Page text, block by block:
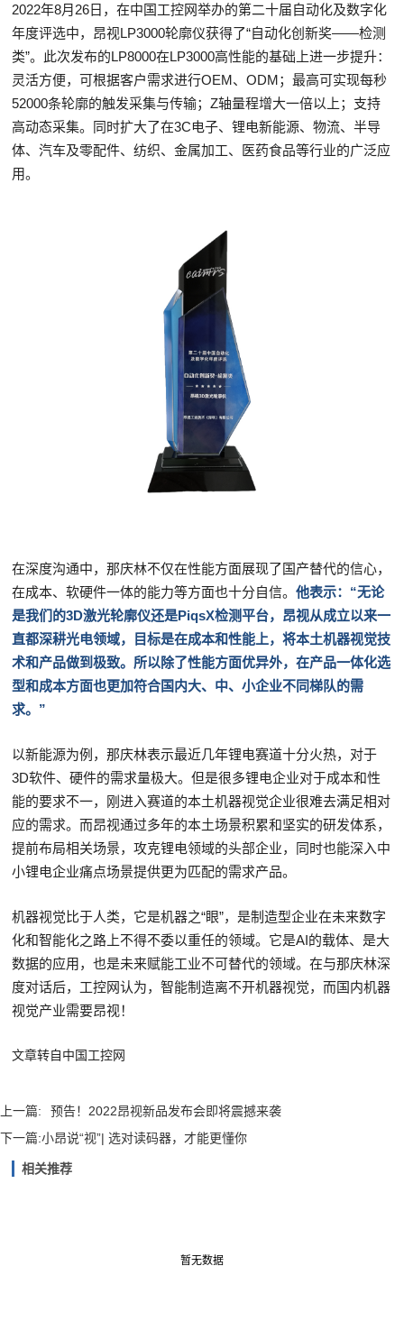
2022年8月26日，在中国工控网举办的第二十届自动化及数字化
年度评选中，昂视LP3000轮廓仪获得了“自动化创新奖——检测
类”。此次发布的LP8000在LP3000高性能的基础上进一步提升：
灵活方便，可根据客户需求进行OEM、ODM；最高可实现每秒
52000条轮廓的触发采集与传输；Z轴量程增大一倍以上；支持
高动态采集。同时扩大了在3C电子、锂电新能源、物流、半导
体、汽车及零配件、纺织、金属加工、医药食品等行业的广泛应
用。
在深度沟通中，那庆林不仅在性能方面展现了国产替代的信心，
在成本、软硬件一体的能力等方面也十分自信。他表示：“无论
是我们的3D激光轮廓仪还是PiqsX检测平台，昂视从成立以来一
直都深耕光电领域，目标是在成本和性能上，将本土机器视觉技
术和产品做到极致。所以除了性能方面优异外，在产品一体化选
型和成本方面也更加符合国内大、中、小企业不同梯队的需
求。”
以新能源为例，那庆林表示最近几年锂电赛道十分火热，对于
3D软件、硬件的需求量极大。但是很多锂电企业对于成本和性
能的要求不一，刚进入赛道的本土机器视觉企业很难去满足相对
应的需求。而昂视通过多年的本土场景积累和坚实的研发体系，
提前布局相关场景，攻克锂电领域的头部企业，同时也能深入中
小锂电企业痛点场景提供更为匹配的需求产品。
机器视觉比于人类，它是机器之“眼”，是制造型企业在未来数字
化和智能化之路上不得不委以重任的领域。它是AI的载体、是大
数据的应用，也是未来赋能工业不可替代的领域。在与那庆林深
度对话后，工控网认为，智能制造离不开机器视觉，而国内机器
视觉产业需要昂视！
文章转自中国工控网
上一篇:
预告！2022昂视新品发布会即将震撼来袭
下一篇:小昂说“视”| 选对读码器，才能更懂你
相关推荐
暂无数据